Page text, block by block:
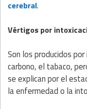
cerebral.
Vértigos por
Son los producidos
carbono, el tabaco,
se explican por el
la enfermedad o la